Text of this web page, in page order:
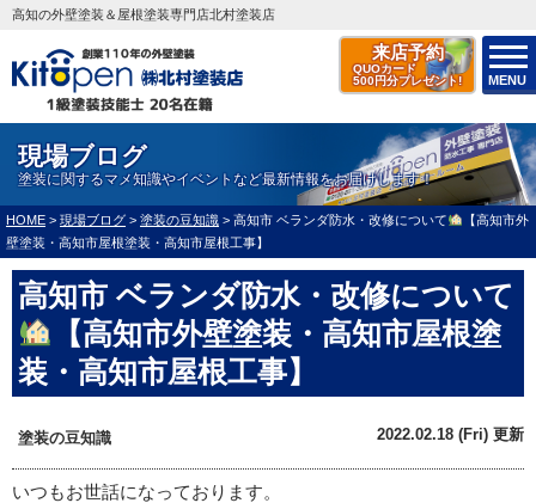
来店予約
QUOカード
500円分プレゼント!
MENU
高知の外壁塗装＆屋根塗装専門店北村塗装店
現場ブログ
塗装に関するマメ知識やイベントなど最新情報をお届けします！
HOME > 現場ブログ > 塗装の豆知識 > 高知市 ベランダ防水・改修について
【高知市外
壁塗装・高知市屋根塗装・高知市屋根工事】
高知市 ベランダ防水・改修について
【高知市外壁塗装・高知市屋根塗
装・高知市屋根工事】
塗装の豆知識 2022.02.18 (Fri) 更新
いつもお世話になっております。